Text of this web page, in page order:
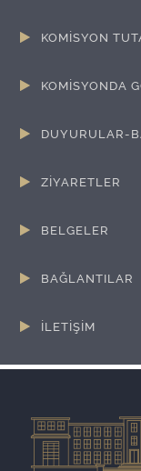
KOMİSYON
KOMİSYONDA
DUYURULAR-
ZİYARETLER
BELGELER
BAĞLANTILAR
İLETİŞİM